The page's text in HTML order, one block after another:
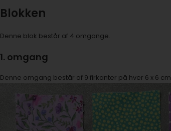
Blokken
Denne blok består af 4 omgange.
1. omgang
Denne omgang består af 9 firkanter på hver 6 x 6 cm